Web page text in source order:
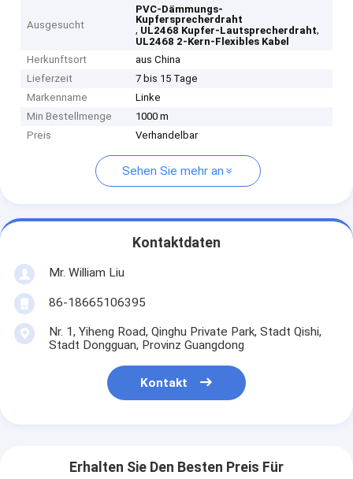
Ausgesucht
PVC-Dämmungs-
Kupfersprecherdraht
, UL2468 Kupfer-Lautsprecherdraht,
UL2468 2-Kern-Flexibles Kabel
Herkunftsort
aus China
Lieferzeit
7 bis 15 Tage
Markenname
Linke
Min Bestellmenge
1000 m
Preis
Verhandelbar
Sehen Sie mehr an
Kontaktdaten
Mr. William Liu
86-18665106395
Nr. 1, Yiheng Road, Qinghu Private Park, Stadt Qishi,
Stadt Dongguan, Provinz Guangdong
Kontakt
Erhalten Sie Den Besten Preis Für